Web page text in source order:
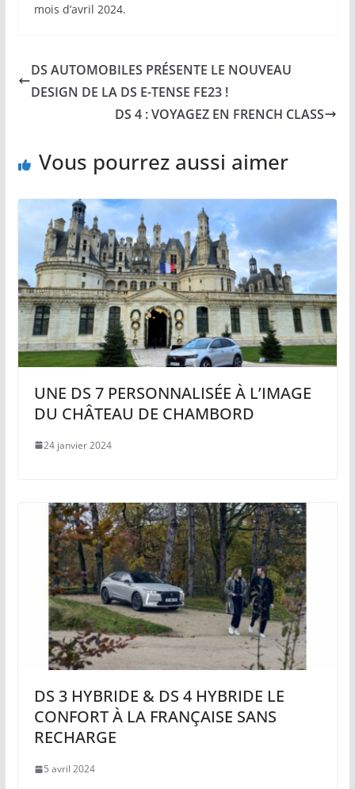
mois d’avril 2024.
DS AUTOMOBILES PRÉSENTE LE NOUVEAU
DESIGN DE LA DS E-TENSE FE23 !
DS 4 : VOYAGEZ EN FRENCH CLASS
Vous pourrez aussi aimer
UNE DS 7 PERSONNALISÉE À L’IMAGE
DU CHÂTEAU DE CHAMBORD
24 janvier 2024
DS 3 HYBRIDE & DS 4 HYBRIDE LE
CONFORT À LA FRANÇAISE SANS
RECHARGE
5 avril 2024